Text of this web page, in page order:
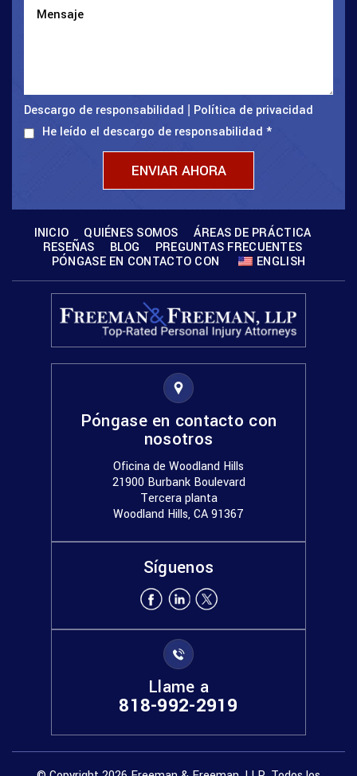
Descargo de responsabilidad
Política de privacidad
He leído el descargo de responsabilidad *
INICIO QUIÉNES SOMOS
ÁREAS DE PRÁCTICA
RESEÑAS
BLOG
PREGUNTAS FRECUENTES
PÓNGASE EN CONTACTO CON
ENGLISH
Póngase en contacto con
nosotros
Oficina de Woodland Hills
21900 Burbank Boulevard
Tercera planta
Woodland Hills, CA 91367
Síguenos
Llame a
818-992-2919